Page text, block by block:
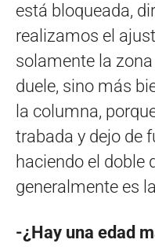
está bloqueada,
realizamos el
solamente la
duele, sino más
la columna,
trabada y dejo de
haciendo el doble
generalmente es
-¿Hay una edad